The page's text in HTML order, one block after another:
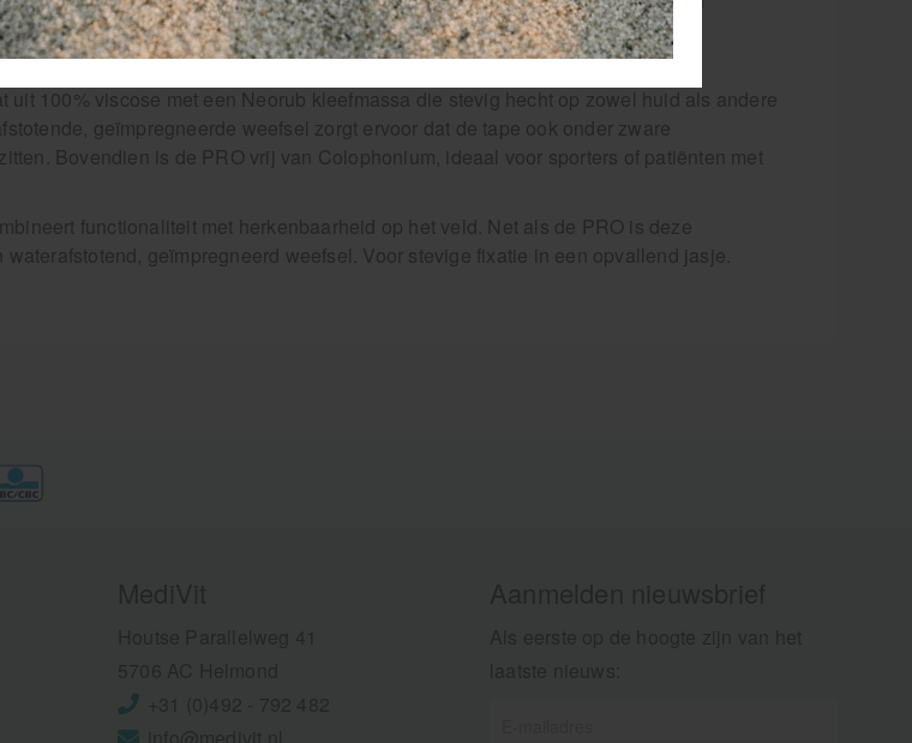
voor gemakkelijk scheuren, handig bij drukke trainingen of wedstrijden.
in een voordelige doos van 32 stuks.
uit 100% viscose met een Neorub kleefmassa die stevig hecht op zowel huid als andere
geïmpregneerde weefsel zorgt ervoor dat de tape ook onder zware
Bovendien is de PRO vrij van Colophonium, ideaal voor sporters of patiënten met
functionaliteit met herkenbaarheid op het veld. Net als de PRO is deze
waterafstotend, geïmpregneerd weefsel. Voor stevige fixatie in een opvallend jasje.